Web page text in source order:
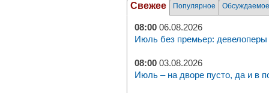
Свежее Популярное Обсуждаемое
08:00 06.08.2026
Июль без премьер: девелоперы
08:00 03.08.2026
Июль – на дворе пусто, да и в